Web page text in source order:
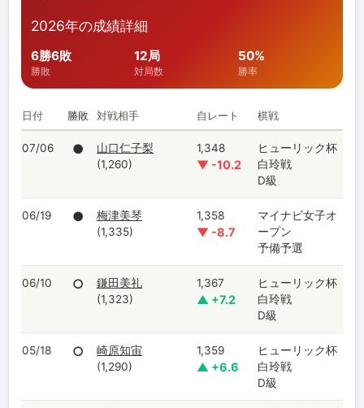
2026年の成績詳細
6勝6敗
勝敗
12局
対局数
50%
勝率
日付 勝敗 対戦相手 自レート 棋戦
07/06 ●
山口仁子梨
(1,260)
1,348
▼ -10.2
ヒューリック杯
白玲戦
D級
06/19 ●
梅津美琴
(1,335)
1,358
▼ -8.7
マイナビ女子オ
ープン
予備予選
06/10 ○
鎌田美礼
(1,323)
1,367
▲ +7.2
ヒューリック杯
白玲戦
D級
05/18 ○
崎原知宙
(1,290)
1,359
▲ +6.6
ヒューリック杯
白玲戦
D級